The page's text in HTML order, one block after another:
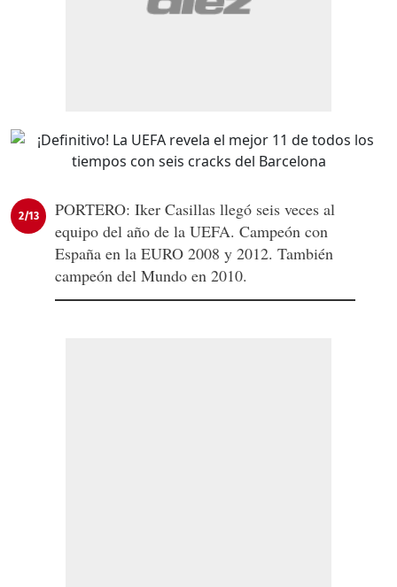
2/13
PORTERO: Iker Casillas llegó seis veces al
equipo del año de la UEFA. Campeón con
España en la EURO 2008 y 2012. También
campeón del Mundo en 2010.